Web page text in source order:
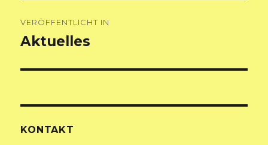
VERÖFFENTLICHT IN
Aktuelles
KONTAKT